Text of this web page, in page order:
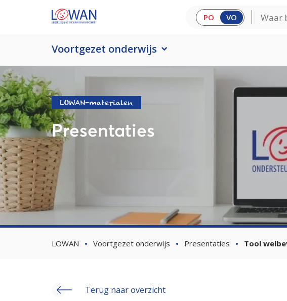
PO VO
Voortgezet onderwijs
LOWAN-materialen
Presentaties
LOWAN Voortgezet onderwijs Presentaties Tool
Terug naar overzicht